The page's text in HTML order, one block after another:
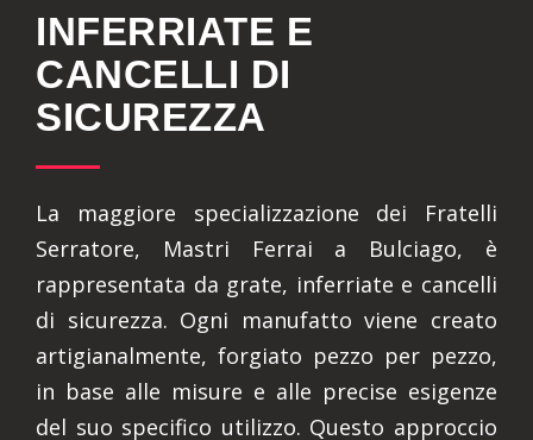
INFERRIATE E
CANCELLI DI
SICUREZZA
La maggiore specializzazione dei Fratelli
Serratore, Mastri Ferrai a Bulciago, è
rappresentata da grate, inferriate e cancelli
di sicurezza. Ogni manufatto viene creato
artigianalmente, forgiato pezzo per pezzo,
in base alle misure e alle precise esigenze
del suo specifico utilizzo. Questo approccio